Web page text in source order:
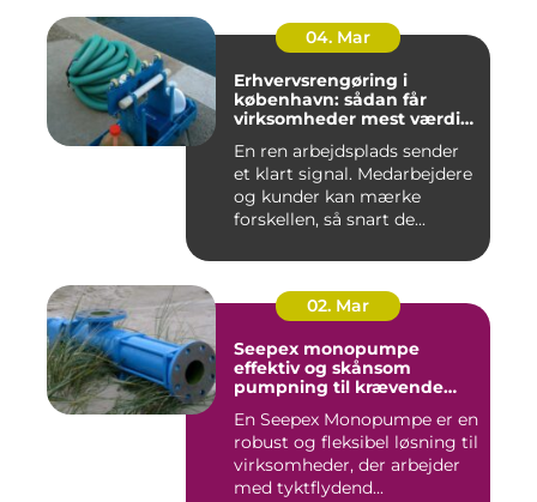
04. Mar
Erhvervsrengøring i
københavn: sådan får
virksomheder mest værdi
En ren arbejdsplads sender
et klart signal. Medarbejdere
og kunder kan mærke
forskellen, så snart de...
02. Mar
Seepex monopumpe
effektiv og skånsom
pumpning til krævende
En Seepex Monopumpe er en
robust og fleksibel løsning til
virksomheder, der arbejder
med tyktflydend...